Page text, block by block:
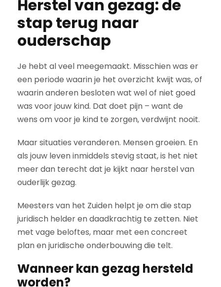
Herstel van gezag: de
stap terug naar
ouderschap
Je hebt al veel meegemaakt. Misschien was er
een periode waarin je het overzicht kwijt was, of
waarin anderen besloten wat wel of niet goed
was voor jouw kind. Dat doet pijn – want de
wens om voor je kind te zorgen, verdwijnt nooit.
Maar situaties veranderen. Mensen groeien. En
als jouw leven inmiddels stevig staat, is het niet
meer dan terecht dat je kijkt naar herstel van
ouderlijk gezag.
Meesters van het Zuiden helpt je om die stap
juridisch helder en daadkrachtig te zetten. Niet
met vage beloftes, maar met een concreet
plan en juridische onderbouwing die telt.
Wanneer kan gezag hersteld
worden?